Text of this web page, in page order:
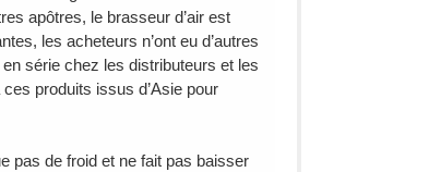
apôtres, le brasseur d’air est
les acheteurs n’ont eu d’autres
série chez les distributeurs et les
produits issus d’Asie pour
pas de froid et ne fait pas baisser